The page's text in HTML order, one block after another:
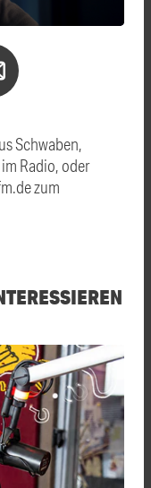
Schwaben,
Radio, oder
zum